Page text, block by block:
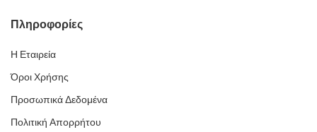
Πληροφορίες
Η Εταιρεία
Όροι Χρήσης
Προσωπικά Δεδομένα
Πολιτική Απορρήτου